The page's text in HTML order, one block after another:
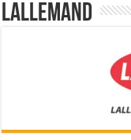
Lallemand